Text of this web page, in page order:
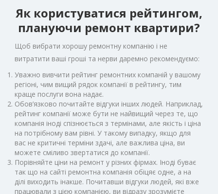
Як користуватися рейтингом,
плануючи ремонт квартири?
Щоб вибрати хорошу ремонтну компанію і не
витратити ваші гроші та нерви даремно рекомендуємо:
Уважно вивчити рейтинг ремонтних компаній у вашому
регіоні, чим вищий рядок компанії в рейтингу, тим
краще послуги вона надає.
Обов’язково почитайте відгуки інших людей. Наприклад,
рейтинг компанії може бути не найвищий через те, що
компанія іноді спізнюється з термінами, але якість і ціна
на потрібному вам рівні. У такому випадку, якщо для
вас не критичні терміни здачі, але важлива ціна, ви
можете сміливо звертатися до компанії.
Порівняйте ціни на ремонт у різних фірмах. Іноді буває
так що на сайті ремонтна компанія обіцяє одне, а на
ділі виходить інакше. Почитавши відгуки людей, які вже
працювали з цією компанією, ви відразу зрозумієте